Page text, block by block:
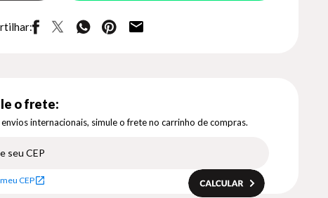
o frete:
internacionais, simule o frete no carrinho de compras.
CEP